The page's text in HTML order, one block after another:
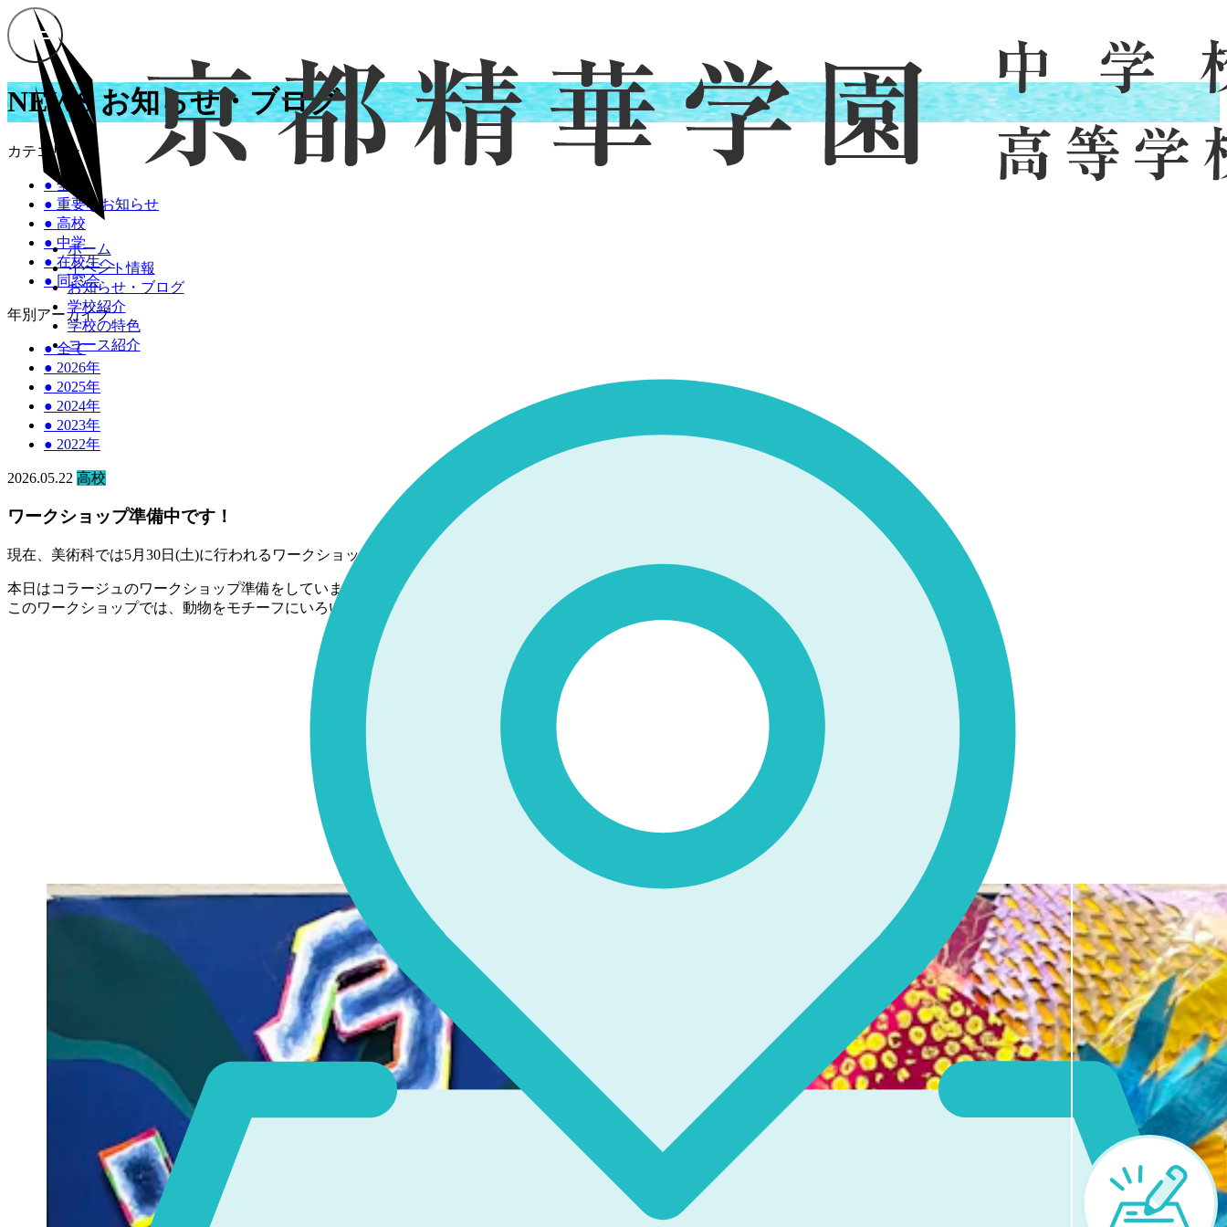
ホーム
イベント情報
お知らせ・ブログ
学校紹介
学校の特色
コース紹介
NEWS お知らせ・ブログ
カテゴリー
●全て
● 重要なお知らせ
● 高校
● 中学
● 在校生へ
● 同窓会
年別アーカイブ
●全て
● 2026年
● 2025年
● 2024年
● 2023年
● 2022年
2026.05.22 高校
ワークショップ準備中です！
現在、美術科では5月30日(土)に行われるワークショップの準備を進めています。
本日はコラージュのワークショップ準備をしていました！
このワークショップでは、動物をモチーフにいろいろな紙を切り貼りしてコラージュ作品を制作します。